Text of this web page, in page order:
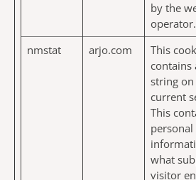
by the
operator.
nmstat arjo.com
This
contains
string on
current
This
personal
what
visitor